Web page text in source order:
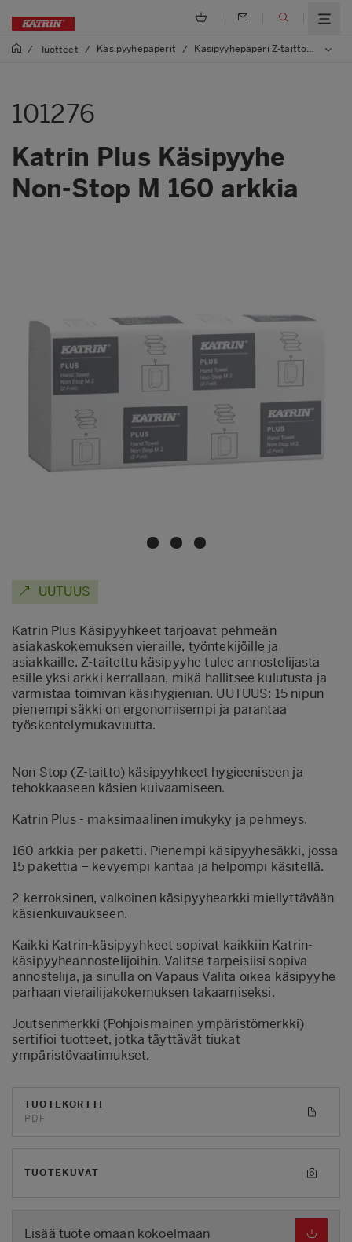
/ Tuotteet / Käsipyyhepaperit / Käsipyyhepaperi Z-taitto, One/Non Stop
101276
Katrin Plus Käsipyyhe
Non-Stop M 160 arkkia
UUTUUS
Katrin Plus Käsipyyhkeet tarjoavat pehmeän
asiakaskokemuksen vieraille, työntekijöille ja
asiakkaille. Z-taitettu käsipyyhe tulee annostelijasta
esille yksi arkki kerrallaan, mikä hallitsee kulutusta ja
varmistaa toimivan käsihygienian. UUTUUS: 15 nipun
pienempi säkki on ergonomisempi ja parantaa
työskentelymukavuutta.
Non Stop (Z-taitto) käsipyyhkeet hygieeniseen ja
tehokkaaseen käsien kuivaamiseen.
Katrin Plus - maksimaalinen imukyky ja pehmeys.
160 arkkia per paketti. Pienempi käsipyyhesäkki, jossa
15 pakettia – kevyempi kantaa ja helpompi käsitellä.
2‑kerroksinen, valkoinen käsipyyhearkki miellyttävään
käsienkuivaukseen.
Kaikki Katrin-käsipyyhkeet sopivat kaikkiin Katrin-
käsipyyheannostelijoihin. Valitse tarpeisiisi sopiva
annostelija, ja sinulla on Vapaus Valita oikea käsipyyhe
parhaan vierailijakokemuksen takaamiseksi.
Joutsenmerkki (Pohjoismainen ympäristömerkki)
sertifioi tuotteet, jotka täyttävät tiukat
ympäristövaatimukset.
TUOTEKORTTI
PDF
TUOTEKUVAT
Lisää tuote omaan kokoelmaan